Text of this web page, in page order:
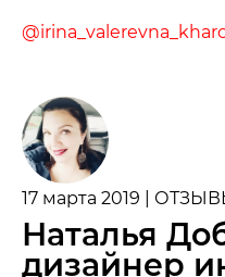
17 марта 2019 |
Наталья
дизайнер